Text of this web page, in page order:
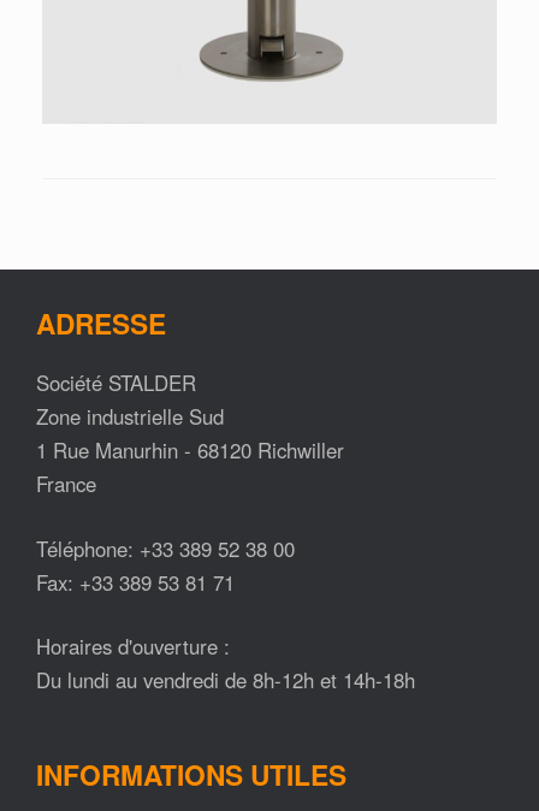
ADRESSE
Société STALDER
Zone industrielle Sud
1 Rue Manurhin - 68120 Richwiller
France
Téléphone: +33 389 52 38 00
Fax: +33 389 53 81 71
Horaires d'ouverture :
Du lundi au vendredi de 8h-12h et 14h-18h
INFORMATIONS UTILES